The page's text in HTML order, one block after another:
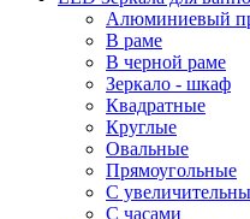
Алюминиевый
В раме
В черной раме
Зеркало - шкаф
Квадратные
Круглые
Овальные
Прямоугольные
С
С часами